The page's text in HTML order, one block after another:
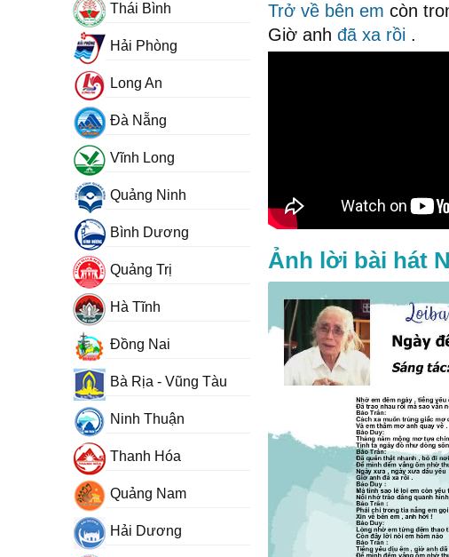
Trở về bên em còn
Giờ anh đã xa rồi .
Ảnh lời bài hát
Thái Bình
Hải Phòng
Long An
Đà Nẵng
Vĩnh Long
Quảng Ninh
Bình Dương
Quảng Trị
Hà Tĩnh
Đồng Nai
Bà Rịa - Vũng Tàu
Ninh Thuận
Thanh Hóa
Quảng Nam
Hải Dương